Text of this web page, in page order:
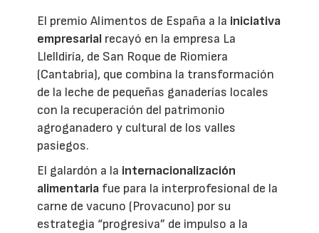
El premio Alimentos de España a la iniciativa
empresarial recayó en la empresa La
Llelldiría, de San Roque de Riomiera
(Cantabria), que combina la transformación
de la leche de pequeñas ganaderías locales
con la recuperación del patrimonio
agroganadero y cultural de los valles
pasiegos.
El galardón a la internacionalización
alimentaria fue para la interprofesional de la
carne de vacuno (Provacuno) por su
estrategia “progresiva” de impulso a la